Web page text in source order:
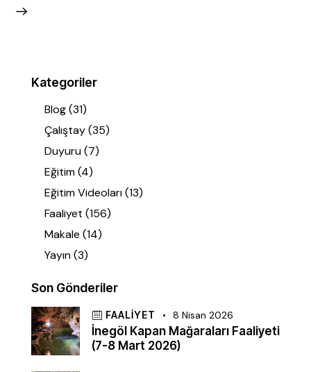
Kategoriler
Blog(31)
Çalıştay(35)
Duyuru(7)
Eğitim(4)
Eğitim Videoları(13)
Faaliyet (156)
Makale (14)
Yayın(3)
Son Gönderiler
FAALIYET 8 Nisan 2026
İnegöl Kapan Mağaraları Faaliyeti
(7-8 Mart 2026)